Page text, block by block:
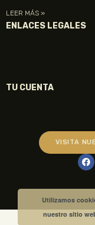
LEER MÁS »
ENLACES LEGALES
TU CUENTA
VISITA
Utilizamos
nuestro sitio